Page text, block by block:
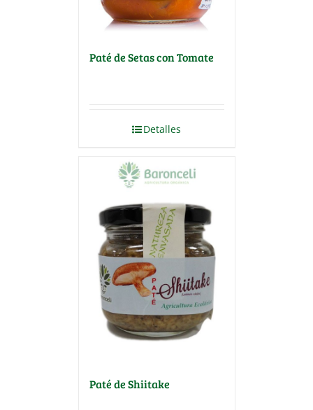
Paté de Setas con Tomate
Detalles
Paté de Shiitake